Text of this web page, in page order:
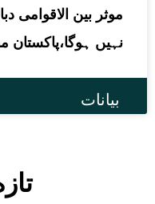
بیانات
موثر بین الاقوامی
نہیں